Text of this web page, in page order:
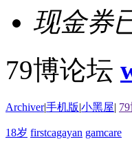
现金券
79博论坛
Archiver|手机版|小黑屋|
18岁 firstcagayan gamcare